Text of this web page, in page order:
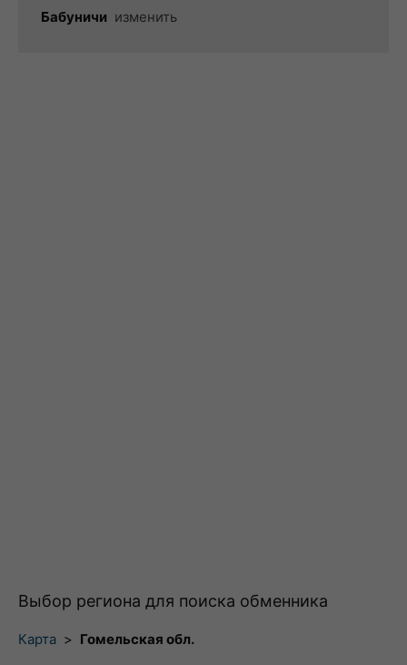
Бабуничи изменить
Выбор региона для поиска обменника
Карта > Гомельская обл.